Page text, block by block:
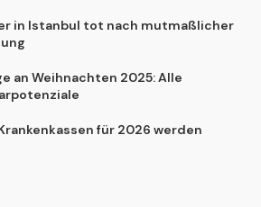
in Istanbul tot nach mutmaßlicher
an Weihnachten 2025: Alle
für 2026 werden